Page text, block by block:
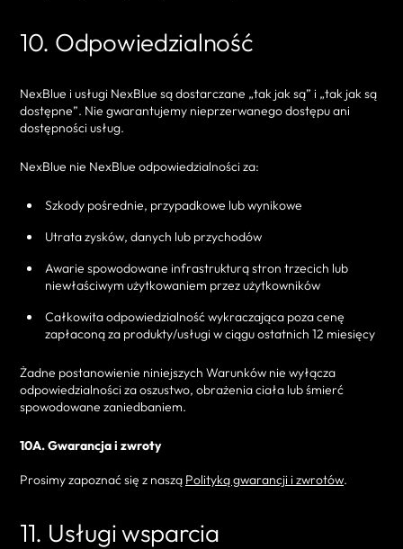
10. Odpowiedzialność
NexBlue i usługi NexBlue są dostarczane „tak jak są” i „tak jak są
dostępne”. Nie gwarantujemy nieprzerwanego dostępu ani
dostępności usług.
NexBlue nie NexBlue odpowiedzialności za:
Szkody pośrednie, przypadkowe lub wynikowe
Utrata zysków, danych lub przychodów
Awarie spowodowane infrastrukturą stron trzecich lub
niewłaściwym użytkowaniem przez użytkowników
Całkowita odpowiedzialność wykraczająca poza cenę
zapłaconą za produkty/usługi w ciągu ostatnich 12 miesięcy
Żadne postanowienie niniejszych Warunków nie wyłącza
odpowiedzialności za oszustwo, obrażenia ciała lub śmierć
spowodowane zaniedbaniem.
10A. Gwarancja i zwroty
Prosimy zapoznać się z naszą Polityką gwarancji i zwrotów.
11. Usługi wsparcia